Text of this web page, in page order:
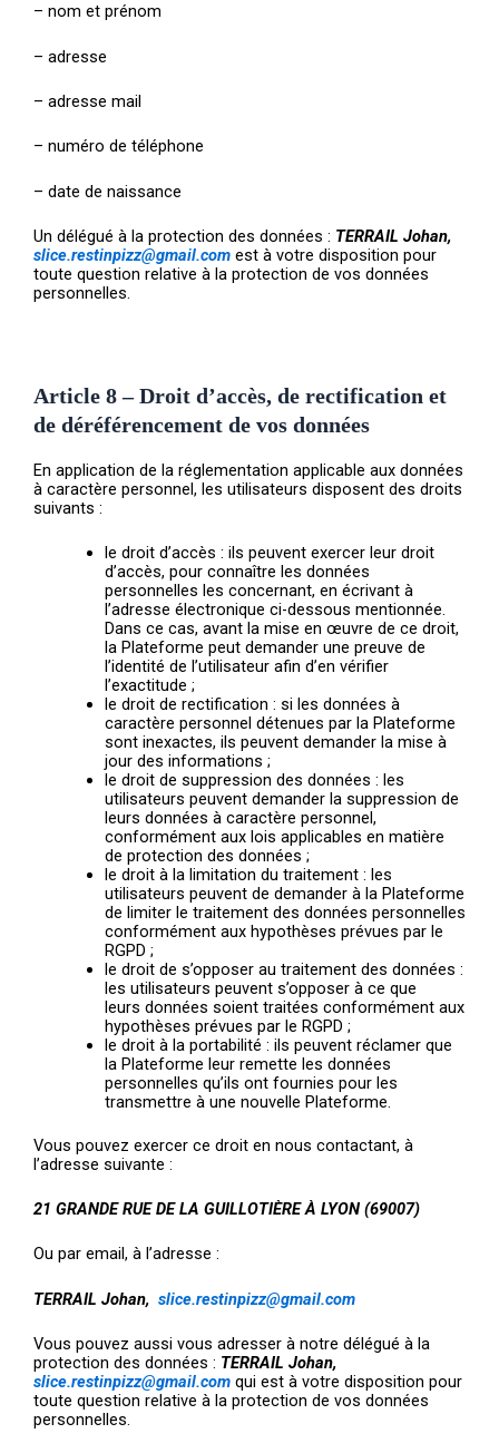
– nom et prénom
– adresse
– adresse mail
– numéro de téléphone
– date de naissance
Un délégué à la protection des données : TERRAIL Johan,
slice.restinpizz@gmail.com est à votre disposition pour
toute question relative à la protection de vos données
personnelles.
Article 8 – Droit d’accès, de rectification et
de déréférencement de vos données
En application de la réglementation applicable aux données
à caractère personnel, les utilisateurs disposent des droits
suivants :
le droit d’accès : ils peuvent exercer leur droit
d’accès, pour connaître les données
personnelles les concernant, en écrivant à
l’adresse électronique ci-dessous mentionnée.
Dans ce cas, avant la mise en œuvre de ce droit,
la Plateforme peut demander une preuve de
l’identité de l’utilisateur afin d’en vérifier
l’exactitude ;
le droit de rectification : si les données à
caractère personnel détenues par la Plateforme
sont inexactes, ils peuvent demander la mise à
jour des informations ;
le droit de suppression des données : les
utilisateurs peuvent demander la suppression de
leurs données à caractère personnel,
conformément aux lois applicables en matière
de protection des données ;
le droit à la limitation du traitement : les
utilisateurs peuvent de demander à la Plateforme
de limiter le traitement des données personnelles
conformément aux hypothèses prévues par le
RGPD ;
le droit de s’opposer au traitement des données :
les utilisateurs peuvent s’opposer à ce que
leurs données soient traitées conformément aux
hypothèses prévues par le RGPD ;
le droit à la portabilité : ils peuvent réclamer que
la Plateforme leur remette les données
personnelles qu’ils ont fournies pour les
transmettre à une nouvelle Plateforme.
Vous pouvez exercer ce droit en nous contactant, à
l’adresse suivante :
21 GRANDE RUE DE LA GUILLOTIÈRE À LYON (69007)
Ou par email, à l’adresse :
TERRAIL Johan, slice.restinpizz@gmail.com
Vous pouvez aussi vous adresser à notre délégué à la
protection des données : TERRAIL Johan,
slice.restinpizz@gmail.com qui est à votre disposition pour
toute question relative à la protection de vos données
personnelles.